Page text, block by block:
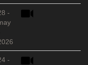
-
-